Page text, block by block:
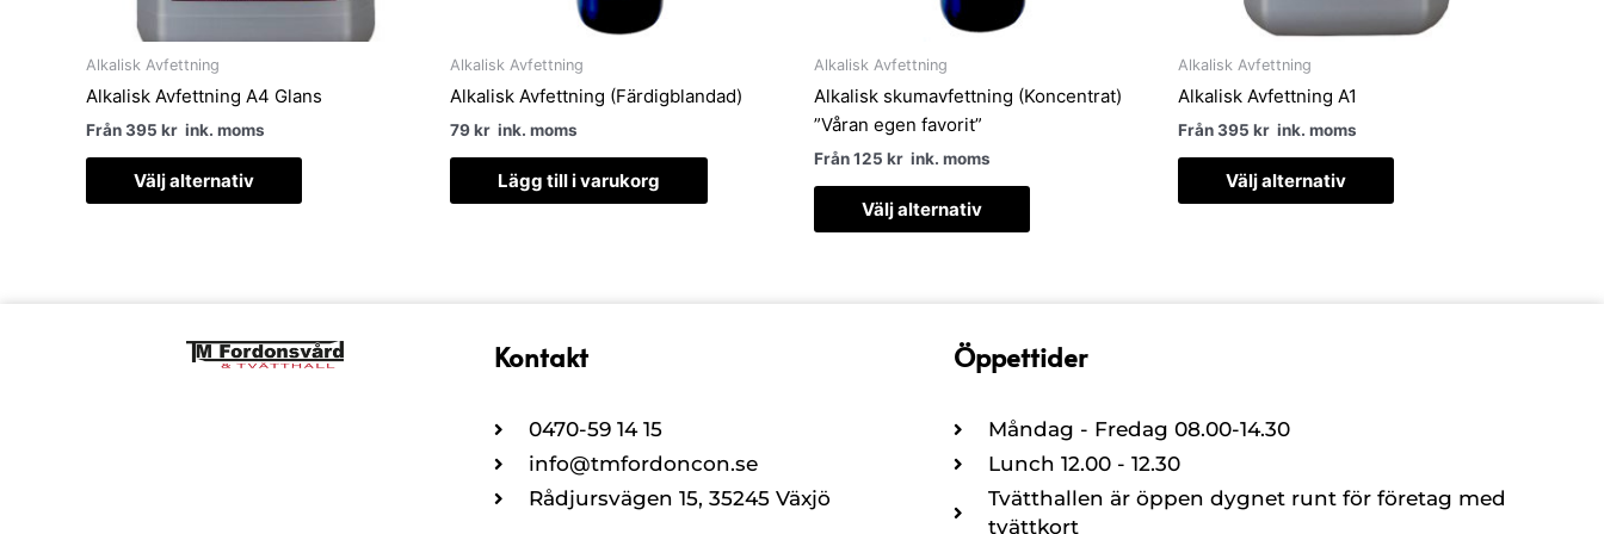
Alkalisk Avfettning
Alkalisk Avfettning A4 Glans
Från395 kr ink. moms
Välj alternativ
Alkalisk Avfettning
Alkalisk Avfettning (Färdigblandad)
79kr ink. moms
Lägg till i varukorg
Alkalisk Avfettning
Alkalisk skumavfettning (Koncentrat)
”Våran egen favorit”
Från125 kr ink. moms
Välj alternativ
Alkalisk Avfettning
Alkalisk Avfettning A1
Från395 kr ink. moms
Välj alternativ
på
Kontakt
0470-59 14 15
info@tmfordoncon.se
Rådjursvägen 15, 35245 Växjö
Öppettider
Måndag - Fredag 08.00-14.30
Lunch 12.00 - 12.30
Tvätthallen är öppen dygnet runt för företag med
tvättkort